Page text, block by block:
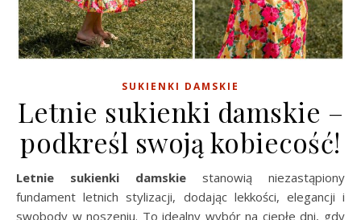
SUKIENKI DAMSKIE
Letnie sukienki damskie –
podkreśl swoją kobiecość!
Letnie sukienki damskie stanowią niezastąpiony
fundament letnich stylizacji, dodając lekkości, elegancji i
swobody w noszeniu. To idealny wybór na ciepłe dni, gdy